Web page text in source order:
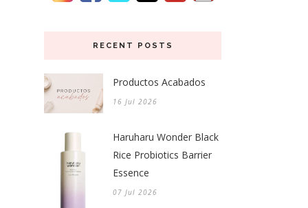
RECENT POSTS
Productos Acabados
16 Jul 2026
Haruharu Wonder Black
Rice Probiotics Barrier
Essence
07 Jul 2026